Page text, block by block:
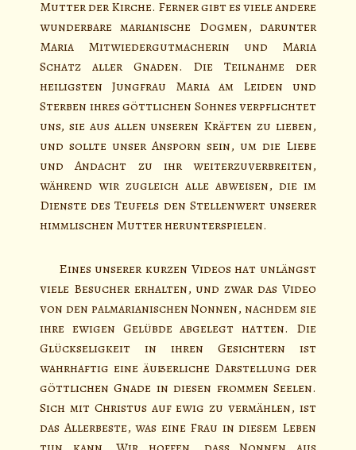
Mutter der Kirche. Ferner gibt es viele andere
wunderbare marianische Dogmen, darunter
Maria Mitwiedergutmacherin und Maria
Schatz aller Gnaden. Die Teilnahme der
heiligsten Jungfrau Maria am Leiden und
Sterben ihres göttlichen Sohnes verpflichtet
uns, sie aus allen unseren Kräften zu lieben,
und sollte unser Ansporn sein, um die Liebe
und Andacht zu ihr weiterzuverbreiten,
während wir zugleich alle abweisen, die im
Dienste des Teufels den Stellenwert unserer
himmlischen Mutter herunterspielen.
Eines unserer kurzen Videos hat unlängst
viele Besucher erhalten, und zwar das Video
von den palmarianischen Nonnen, nachdem sie
ihre ewigen Gelübde abgelegt hatten. Die
Glückseligkeit in ihren Gesichtern ist
wahrhaftig eine äußerliche Darstellung der
göttlichen Gnade in diesen frommen Seelen.
Sich mit Christus auf ewig zu vermählen, ist
das Allerbeste, was eine Frau in diesem Leben